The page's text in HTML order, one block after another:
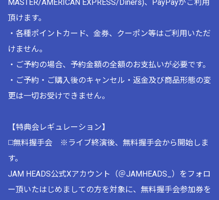
MASTER/AMERICAN EXPRESS/Diners)、PayPayがご利用
頂けます。
・各種ポイントカード、金券、クーポン等はご利用いただ
けません。
・ご予約の場合、予約金額の全額のお支払いが必要です。
・ご予約・ご購入後のキャンセル・返金及び商品形態の変
更は一切お受けできません。
【特典会レギュレーション】
◻️無料握手会 ※ライブ終演後、無料握手会から開始しま
す。
JAM HEADS公式Xアカウント（＠JAMHEADS_）をフォロ
ー頂いたはじめましての方を対象に、無料握手会参加券を